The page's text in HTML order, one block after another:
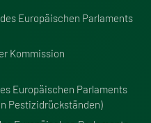
des Europäischen Parlaments
Kommission
Europäischen Parlaments
Pestizidrückständen)